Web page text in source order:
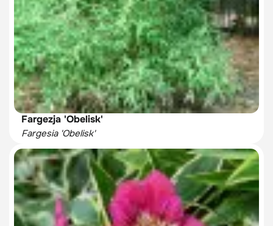
Fargezja 'Obelisk'
Fargesia 'Obelisk'